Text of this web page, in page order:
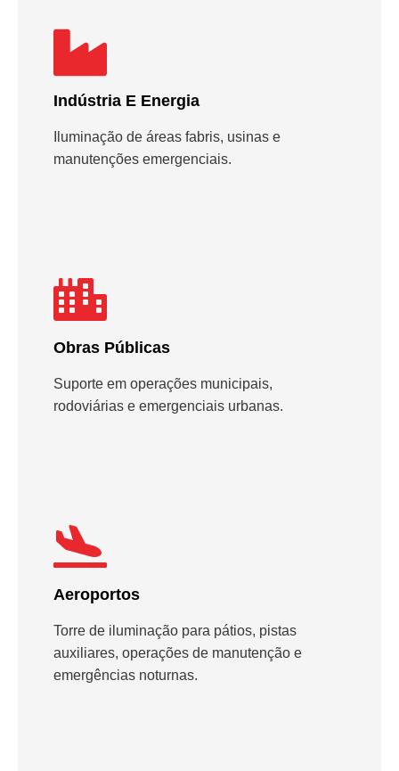
Indústria E Energia
Iluminação de áreas fabris, usinas e
manutenções emergenciais.
Obras Públicas
Suporte em operações municipais,
rodoviárias e emergenciais urbanas.
Aeroportos
Torre de iluminação para pátios, pistas
auxiliares, operações de manutenção e
emergências noturnas.